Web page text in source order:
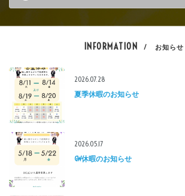
INFORMATION / お知らせ
2026.07.28
夏季休暇のお知らせ
2026.05.17
GW休暇のお知らせ